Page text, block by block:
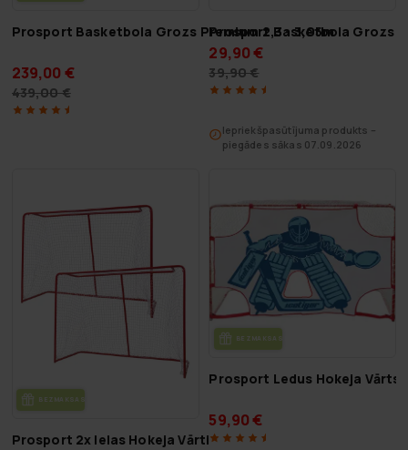
Prosport Basketbola Grozs Premium 2,3 - 3,05m
239,00 €
439,00 €
Prosport Basketbola Grozs
29,90 €
39,90 €
Iepriekšpasūtījuma produkts –
piegādes sākas 07.09.2026
BEZ­MAK­SAS PIE­GĀ­DE
Prosport 2x Ielas Hokeja Vārti
BEZ­MAK­SAS PIE­GĀ­DE
Prosport Ledus Hokeja
59,90 €